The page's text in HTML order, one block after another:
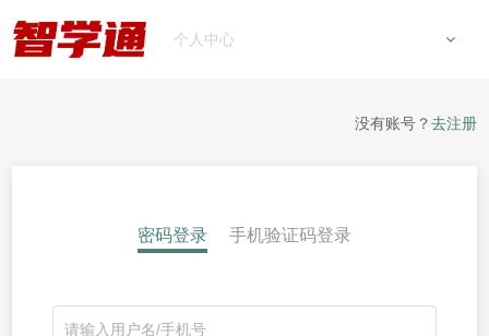
个人中心
密码登录 手机验证码登录
没有账号？ 去注册